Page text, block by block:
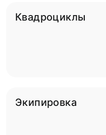
Квадроциклы
Экипировка